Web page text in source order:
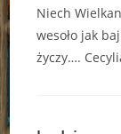
Niech
wesoło jak
życzy….